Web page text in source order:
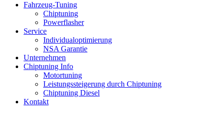
Fahrzeug-Tuning
Chiptuning
Powerflasher
Service
Individualoptimierung
NSA Garantie
Unternehmen
Chiptuning Info
Motortuning
Leistungssteigerung durch Chiptuning
Chiptuning Diesel
Kontakt